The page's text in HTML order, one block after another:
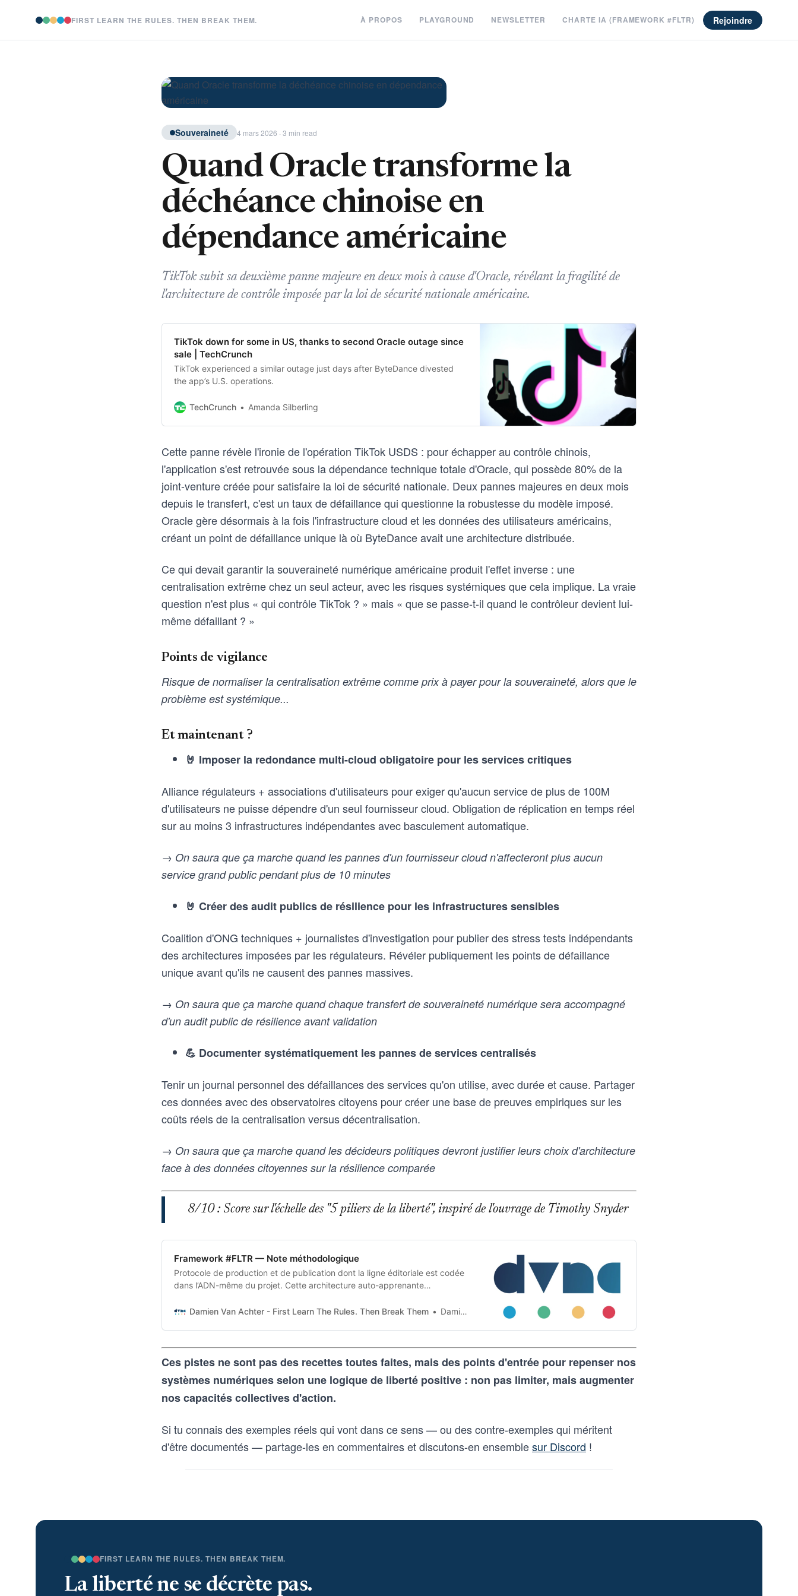
FIRST LEARN THE RULES. THEN BREAK THEM. À PROPOS PLAYGROUND NEWSLETTER CHARTE IA (FRAMEWORK #FLTR) Rejoindre
Souveraineté 4 mars 2026 · 3 min read
Quand Oracle transforme la
déchéance chinoise en
dépendance américaine
TikTok subit sa deuxième panne majeure en deux mois à cause d'Oracle, révélant la fragilité de
l'architecture de contrôle imposée par la loi de sécurité nationale américaine.
TikTok down for some in US, thanks to second Oracle outage since
sale | TechCrunch
TikTok experienced a similar outage just days after ByteDance divested
the app’s U.S. operations.
TechCrunch Amanda Silberling
Cette panne révèle l'ironie de l'opération TikTok USDS : pour échapper au contrôle chinois,
l'application s'est retrouvée sous la dépendance technique totale d'Oracle, qui possède 80% de la
joint-venture créée pour satisfaire la loi de sécurité nationale. Deux pannes majeures en deux mois
depuis le transfert, c'est un taux de défaillance qui questionne la robustesse du modèle imposé.
Oracle gère désormais à la fois l'infrastructure cloud et les données des utilisateurs américains,
créant un point de défaillance unique là où ByteDance avait une architecture distribuée.
Ce qui devait garantir la souveraineté numérique américaine produit l'effet inverse : une
centralisation extrême chez un seul acteur, avec les risques systémiques que cela implique. La vraie
question n'est plus « qui contrôle TikTok ? » mais « que se passe-t-il quand le contrôleur devient lui-
même défaillant ? »
Points de vigilance
Risque de normaliser la centralisation extrême comme prix à payer pour la souveraineté, alors que le
problème est systémique...
Et maintenant ?
🤘 Imposer la redondance multi-cloud obligatoire pour les services critiques
Alliance régulateurs + associations d'utilisateurs pour exiger qu'aucun service de plus de 100M
d'utilisateurs ne puisse dépendre d'un seul fournisseur cloud. Obligation de réplication en temps réel
sur au moins 3 infrastructures indépendantes avec basculement automatique.
→ On saura que ça marche quand les pannes d'un fournisseur cloud n'affecteront plus aucun
service grand public pendant plus de 10 minutes
🤘 Créer des audit publics de résilience pour les infrastructures sensibles
Coalition d'ONG techniques + journalistes d'investigation pour publier des stress tests indépendants
des architectures imposées par les régulateurs. Révéler publiquement les points de défaillance
unique avant qu'ils ne causent des pannes massives.
→ On saura que ça marche quand chaque transfert de souveraineté numérique sera accompagné
d'un audit public de résilience avant validation
💪 Documenter systématiquement les pannes de services centralisés
Tenir un journal personnel des défaillances des services qu'on utilise, avec durée et cause. Partager
ces données avec des observatoires citoyens pour créer une base de preuves empiriques sur les
coûts réels de la centralisation versus décentralisation.
→ On saura que ça marche quand les décideurs politiques devront justifier leurs choix d'architecture
face à des données citoyennes sur la résilience comparée
8/10 : Score sur l'échelle des "5 piliers de la liberté", inspiré de l'ouvrage de Timothy Snyder
Framework #FLTR — Note méthodologique
Protocole de production et de publication dont la ligne éditoriale est codée
dans l’ADN-même du projet. Cette architecture auto-apprenante
aux outils d’intelligence artificielle qu’aux humains qui les entrainent, et
Damien Van Achter - First Learn The Rules. Then Break Them Damien Van Achter
Ces pistes ne sont pas des recettes toutes faites, mais des points d'entrée pour repenser nos
systèmes numériques selon une logique de liberté positive : non pas limiter, mais augmenter
nos capacités collectives d'action.
Si tu connais des exemples réels qui vont dans ce sens — ou des contre-exemples qui méritent
d'être documentés — partage-les en commentaires et discutons-en ensemblesur Discord !
FIRST LEARN THE RULES. THEN BREAK THEM.
La liberté ne se décrète pas.